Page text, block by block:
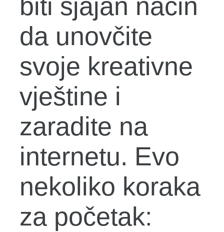
biti sjajan način
da unovčite
svoje kreativne
vještine i
zaradite na
internetu. Evo
nekoliko koraka
za početak: